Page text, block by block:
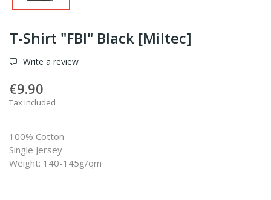
T-Shirt "FBI" Black [Miltec]
Write a review
€9.90
Tax included
100% Cotton
Single Jersey
Weight: 140-145g/qm